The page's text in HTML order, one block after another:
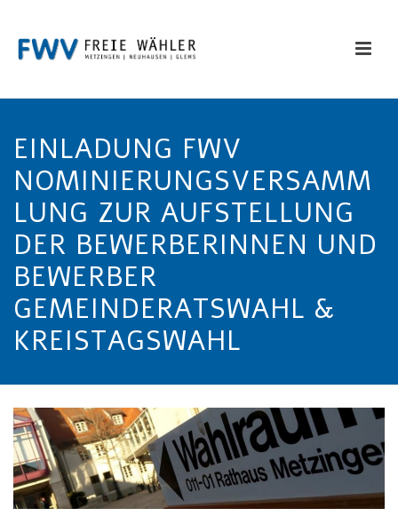
EINLADUNG FWV
NOMINIERUNGSVERSAMM
LUNG ZUR AUFSTELLUNG
DER BEWERBERINNEN UND
BEWERBER
GEMEINDERATSWAHL &
KREISTAGSWAHL